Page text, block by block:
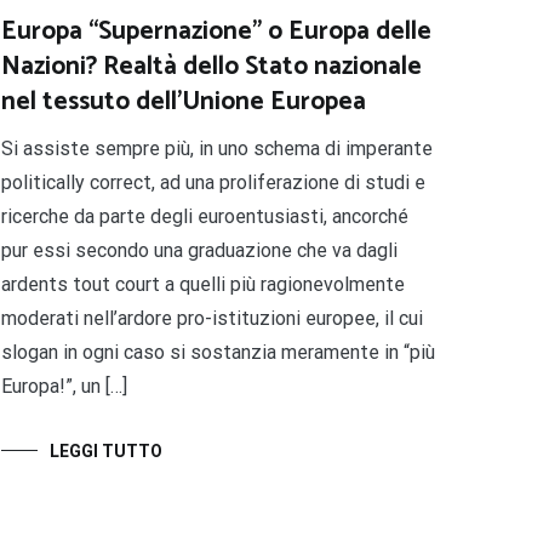
Europa “Supernazione” o Europa delle
Nazioni? Realtà dello Stato nazionale
nel tessuto dell’Unione Europea
Si assiste sempre più, in uno schema di imperante
politically correct, ad una proliferazione di studi e
ricerche da parte degli euroentusiasti, ancorché
pur essi secondo una graduazione che va dagli
ardents tout court a quelli più ragionevolmente
moderati nell’ardore pro-istituzioni europee, il cui
slogan in ogni caso si sostanzia meramente in “più
Europa!”, un […]
LEGGI TUTTO